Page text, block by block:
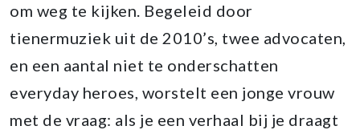
om weg te kijken. Begeleid door
tienermuziek uit de 2010’s, twee advocaten,
en een aantal niet te onderschatten
everyday heroes, worstelt een jonge vrouw
met de vraag: als je een verhaal bij je draagt